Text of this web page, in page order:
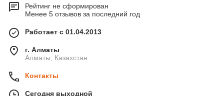
Рейтинг не сформирован
Менее 5 отзывов за последний год
Работает с 01.04.2013
г. Алматы
Алматы, Казахстан
Контакты
Сегодня выходной